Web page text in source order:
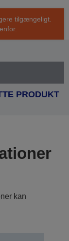
tilgængeligt.
PRODUKT
kan